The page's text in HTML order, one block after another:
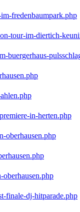
fredenbaumpark.php
tour-im-diertich-
buergerhaus-
in-herten.php
oberhausen.php
oberhausen.php
finale-dj-hitparade.php